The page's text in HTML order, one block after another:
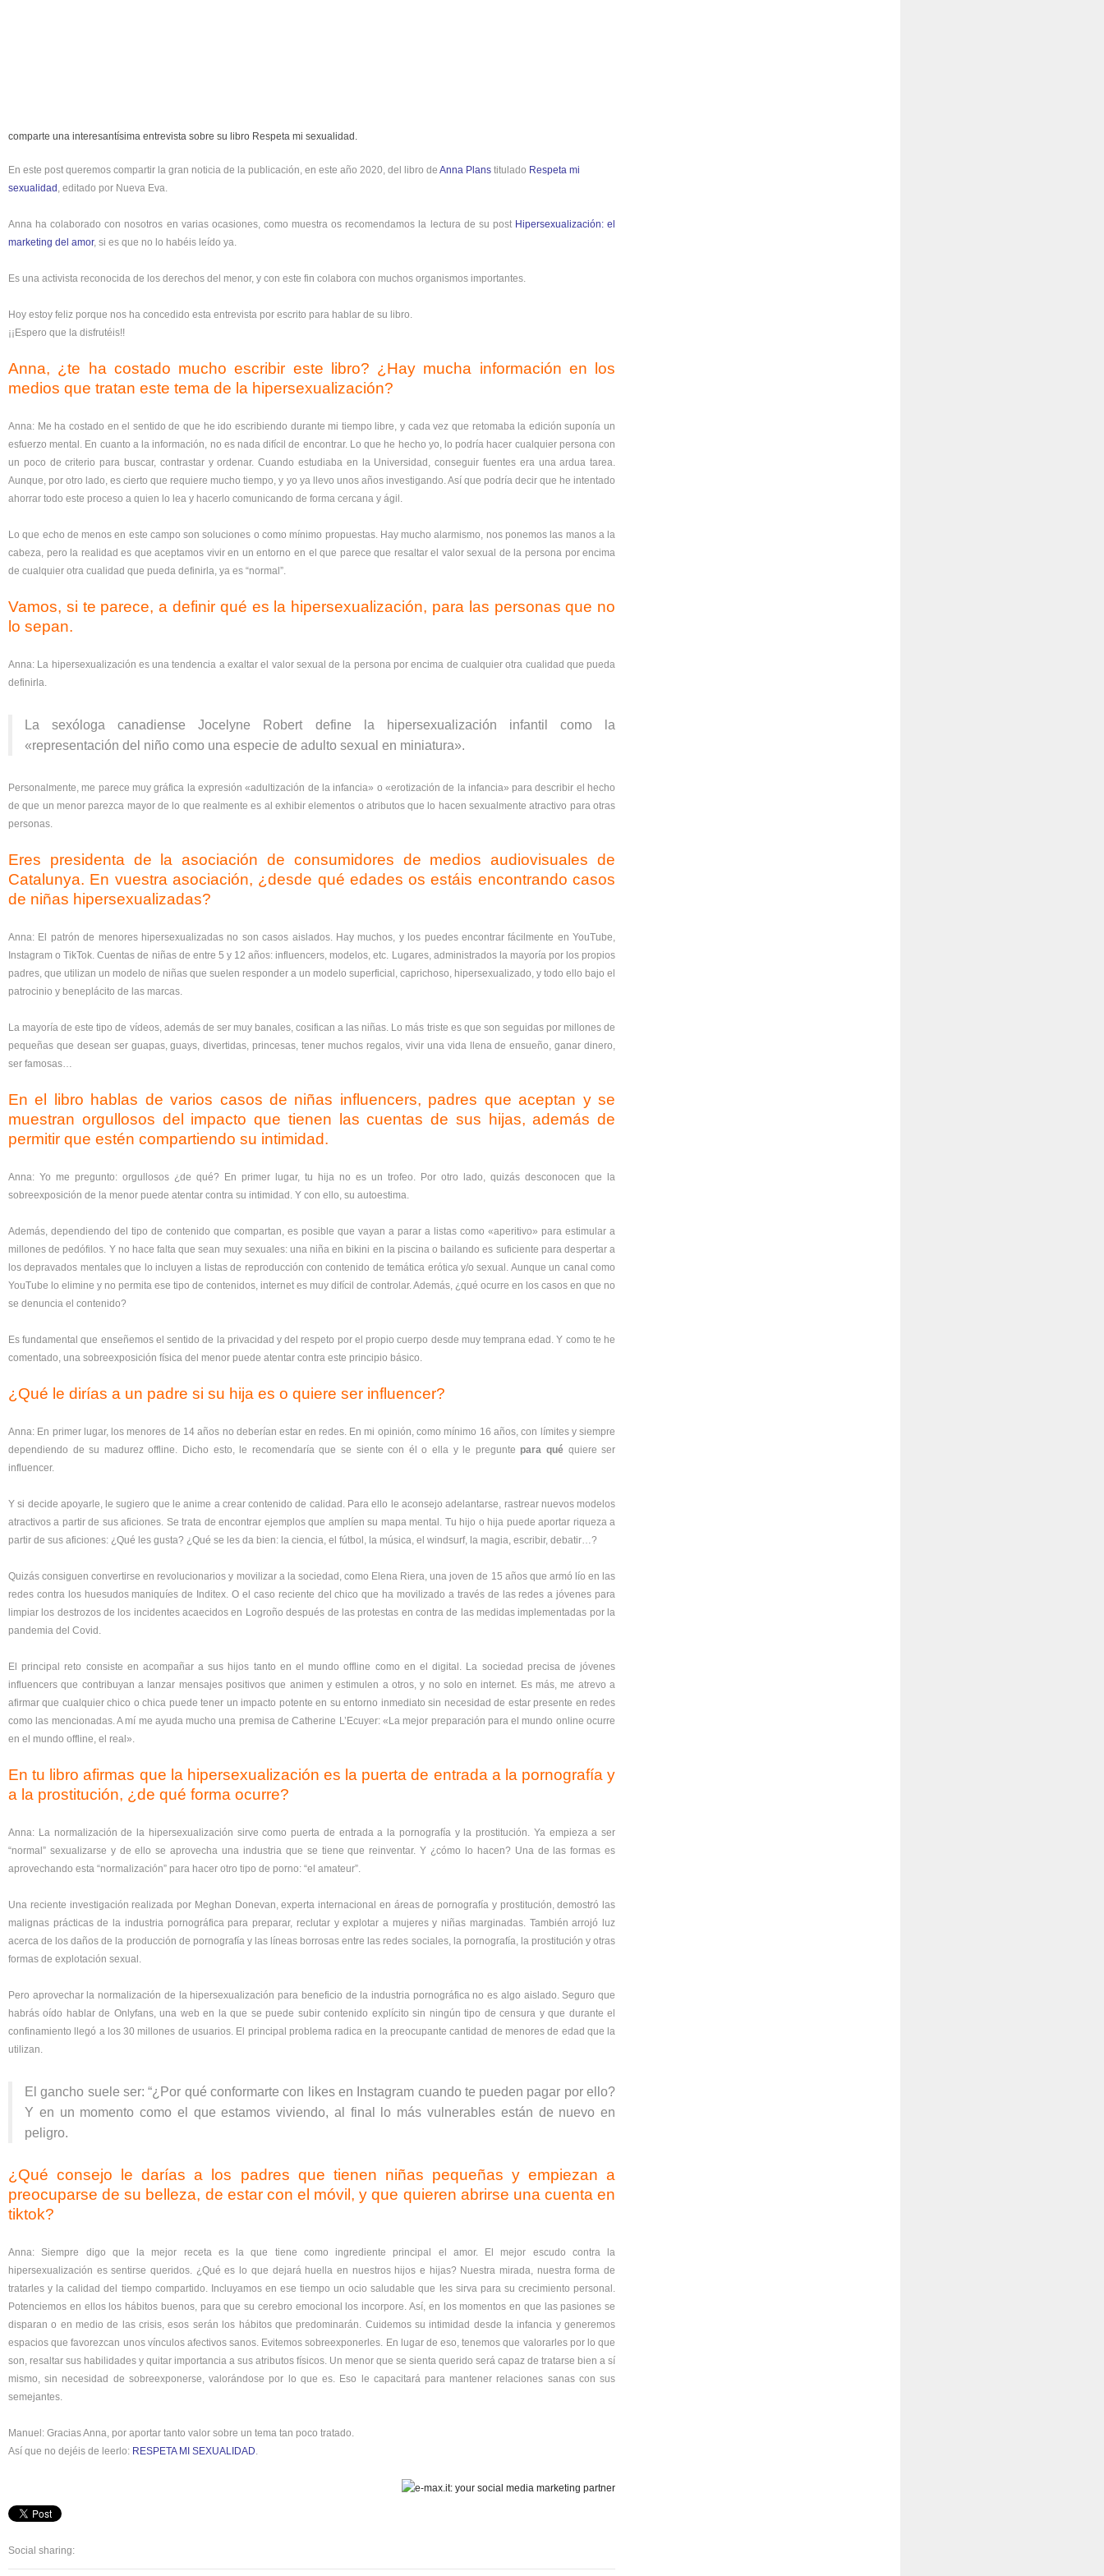
comparte una interesantísima entrevista sobre su libro Respeta mi sexualidad.
En este post queremos compartir la gran noticia de la publicación, en este año 2020, del libro de Anna Plans titulado Respeta mi
sexualidad , editado por Nueva Eva.
Anna ha colaborado con nosotros en varias ocasiones, como muestra os recomendamos la lectura de su post Hipersexualización: el
marketing del amor, si es que no lo habéis leído ya.
Es una activista reconocida de los derechos del menor, y con este fin colabora con muchos organismos importantes.
Hoy estoy feliz porque nos ha concedido esta entrevista por escrito para hablar de su libro.
¡¡Espero que la disfrutéis!!
Anna, ¿te ha costado mucho escribir este libro? ¿Hay mucha información en los
medios que tratan este tema de la hipersexualización?
Anna: Me ha costado en el sentido de que he ido escribiendo durante mi tiempo libre, y cada vez que retomaba la edición suponía un
esfuerzo mental. En cuanto a la información, no es nada difícil de encontrar. Lo que he hecho yo, lo podría hacer cualquier persona con
un poco de criterio para buscar, contrastar y ordenar. Cuando estudiaba en la Universidad, conseguir fuentes era una ardua tarea.
Aunque, por otro lado, es cierto que requiere mucho tiempo, y yo ya llevo unos años investigando. Así que podría decir que he intentado
ahorrar todo este proceso a quien lo lea y hacerlo comunicando de forma cercana y ágil.
Lo que echo de menos en este campo son soluciones o como mínimo propuestas. Hay mucho alarmismo, nos ponemos las manos a la
cabeza, pero la realidad es que aceptamos vivir en un entorno en el que parece que resaltar el valor sexual de la persona por encima
de cualquier otra cualidad que pueda definirla, ya es “normal”.
Vamos, si te parece, a definir qué es la hipersexualización, para las personas que no
lo sepan.
Anna: La hipersexualización es una tendencia a exaltar el valor sexual de la persona por encima de cualquier otra cualidad que pueda
definirla.
La sexóloga canadiense Jocelyne Robert define la hipersexualización infantil como la
«representación del niño como una especie de adulto sexual en miniatura».
Personalmente, me parece muy gráfica la expresión «adultización de la infancia» o «erotización de la infancia» para describir el hecho
de que un menor parezca mayor de lo que realmente es al exhibir elementos o atributos que lo hacen sexualmente atractivo para otras
personas.
Eres presidenta de la asociación de consumidores de medios audiovisuales de
Catalunya. En vuestra asociación, ¿desde qué edades os estáis encontrando casos
de niñas hipersexualizadas?
Anna: El patrón de menores hipersexualizadas no son casos aislados. Hay muchos, y los puedes encontrar fácilmente en YouTube,
Instagram o TikTok. Cuentas de niñas de entre 5 y 12 años: influencers, modelos, etc. Lugares, administrados la mayoría por los propios
padres, que utilizan un modelo de niñas que suelen responder a un modelo superficial, caprichoso, hipersexualizado, y todo ello bajo el
patrocinio y beneplácito de las marcas.
La mayoría de este tipo de vídeos, además de ser muy banales, cosifican a las niñas. Lo más triste es que son seguidas por millones de
pequeñas que desean ser guapas, guays, divertidas, princesas, tener muchos regalos, vivir una vida llena de ensueño, ganar dinero,
ser famosas…
En el libro hablas de varios casos de niñas influencers, padres que aceptan y se
muestran orgullosos del impacto que tienen las cuentas de sus hijas, además de
permitir que estén compartiendo su intimidad.
Anna: Yo me pregunto: orgullosos ¿de qué? En primer lugar, tu hija no es un trofeo. Por otro lado, quizás desconocen que la
sobreexposición de la menor puede atentar contra su intimidad. Y con ello, su autoestima.
Además, dependiendo del tipo de contenido que compartan, es posible que vayan a parar a listas como «aperitivo» para estimular a
millones de pedófilos. Y no hace falta que sean muy sexuales: una niña en bikini en la piscina o bailando es suficiente para despertar a
los depravados mentales que lo incluyen a listas de reproducción con contenido de temática erótica y/o sexual. Aunque un canal como
YouTube lo elimine y no permita ese tipo de contenidos, internet es muy difícil de controlar. Además, ¿qué ocurre en los casos en que no
se denuncia el contenido?
Es fundamental que enseñemos el sentido de la privacidad y del respeto por el propio cuerpo desde muy temprana edad. Y como te he
comentado, una sobreexposición física del menor puede atentar contra este principio básico.
¿Qué le dirías a un padre si su hija es o quiere ser influencer?
Anna: En primer lugar, los menores de 14 años no deberían estar en redes. En mi opinión, como mínimo 16 años, con límites y siempre
dependiendo de su madurez offline. Dicho esto, le recomendaría que se siente con él o ella y le pregunte para qué quiere ser
influencer.
Y si decide apoyarle, le sugiero que le anime a crear contenido de calidad. Para ello le aconsejo adelantarse, rastrear nuevos modelos
atractivos a partir de sus aficiones. Se trata de encontrar ejemplos que amplíen su mapa mental. Tu hijo o hija puede aportar riqueza a
partir de sus aficiones: ¿Qué les gusta? ¿Qué se les da bien: la ciencia, el fútbol, la música, el windsurf, la magia, escribir, debatir…?
Quizás consiguen convertirse en revolucionarios y movilizar a la sociedad, como Elena Riera, una joven de 15 años que armó lío en las
redes contra los huesudos maniquíes de Inditex. O el caso reciente del chico que ha movilizado a través de las redes a jóvenes para
limpiar los destrozos de los incidentes acaecidos en Logroño después de las protestas en contra de las medidas implementadas por la
pandemia del Covid.
El principal reto consiste en acompañar a sus hijos tanto en el mundo offline como en el digital. La sociedad precisa de jóvenes
influencers que contribuyan a lanzar mensajes positivos que animen y estimulen a otros, y no solo en internet. Es más, me atrevo a
afirmar que cualquier chico o chica puede tener un impacto potente en su entorno inmediato sin necesidad de estar presente en redes
como las mencionadas. A mí me ayuda mucho una premisa de Catherine L’Ecuyer: «La mejor preparación para el mundo online ocurre
en el mundo offline, el real».
En tu libro afirmas que la hipersexualización es la puerta de entrada a la pornografía y
a la prostitución, ¿de qué forma ocurre?
Anna: La normalización de la hipersexualización sirve como puerta de entrada a la pornografía y la prostitución. Ya empieza a ser
“normal” sexualizarse y de ello se aprovecha una industria que se tiene que reinventar. Y ¿cómo lo hacen? Una de las formas es
aprovechando esta “normalización” para hacer otro tipo de porno: “el amateur”.
Una reciente investigación realizada por Meghan Donevan, experta internacional en áreas de pornografía y prostitución, demostró las
malignas prácticas de la industria pornográfica para preparar, reclutar y explotar a mujeres y niñas marginadas. También arrojó luz
acerca de los daños de la producción de pornografía y las líneas borrosas entre las redes sociales, la pornografía, la prostitución y otras
formas de explotación sexual.
Pero aprovechar la normalización de la hipersexualización para beneficio de la industria pornográfica no es algo aislado. Seguro que
habrás oído hablar de Onlyfans, una web en la que se puede subir contenido explícito sin ningún tipo de censura y que durante el
confinamiento llegó a los 30 millones de usuarios. El principal problema radica en la preocupante cantidad de menores de edad que la
utilizan.
El gancho suele ser: “¿Por qué conformarte con likes en Instagram cuando te pueden pagar por ello?
Y en un momento como el que estamos viviendo, al final lo más vulnerables están de nuevo en
peligro.
¿Qué consejo le darías a los padres que tienen niñas pequeñas y empiezan a
preocuparse de su belleza, de estar con el móvil, y que quieren abrirse una cuenta en
tiktok?
Anna: Siempre digo que la mejor receta es la que tiene como ingrediente principal el amor. El mejor escudo contra la
hipersexualización es sentirse queridos. ¿Qué es lo que dejará huella en nuestros hijos e hijas? Nuestra mirada, nuestra forma de
tratarles y la calidad del tiempo compartido. Incluyamos en ese tiempo un ocio saludable que les sirva para su crecimiento personal.
Potenciemos en ellos los hábitos buenos, para que su cerebro emocional los incorpore. Así, en los momentos en que las pasiones se
disparan o en medio de las crisis, esos serán los hábitos que predominarán. Cuidemos su intimidad desde la infancia y generemos
espacios que favorezcan unos vínculos afectivos sanos. Evitemos sobreexponerles. En lugar de eso, tenemos que valorarles por lo que
son, resaltar sus habilidades y quitar importancia a sus atributos físicos. Un menor que se sienta querido será capaz de tratarse bien a sí
mismo, sin necesidad de sobreexponerse, valorándose por lo que es. Eso le capacitará para mantener relaciones sanas con sus
semejantes.
Manuel: Gracias Anna, por aportar tanto valor sobre un tema tan poco tratado.
Así que no dejéis de leerlo: RESPETA MI SEXUALIDAD.
Social sharing: